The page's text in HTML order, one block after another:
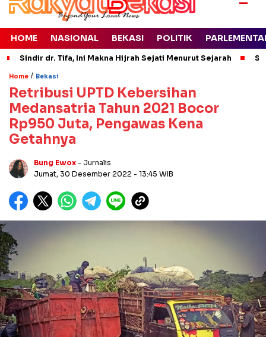
HOME NASIONAL BEKASI POLITIK
Sindir dr. Tifa, Ini Makna Hijrah Sejati Menurut Sejarah
Home / Bekasi
Retribusi UPTD Kebersihan
Medansatria Tahun 2021 Bocor
Rp950 Juta, Pengawas Kena
Getahnya
Bung Ewox - Jurnalis
Jumat, 30 Desember 2022 - 13:45 WIB